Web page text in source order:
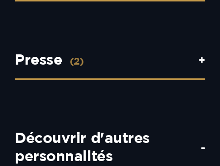
Presse (2) +
Découvrir d'autres
personnalités
-